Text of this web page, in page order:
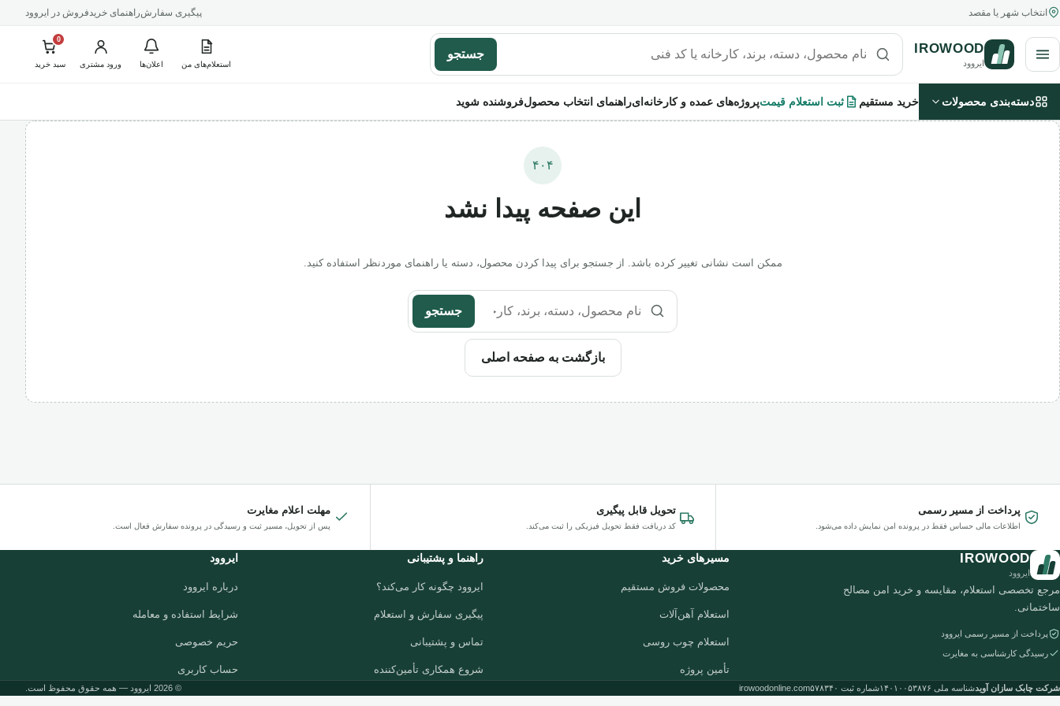
رفتن به محتوای اصلی
انتخاب شهر یا مقصد پیگیری سفارشراهنمای خرید فروش در ایروود
باز کردن منوIROWOOD
ایروود جستجو در محصولات، دسته‌ها و راهنما
جستجو
استعلام‌های من اعلان‌ها ورود مشتری
0
سبد خرید
دسته‌بندی محصولات خرید مستقیم ثبت استعلام قیمتپروژه‌های عمده و کارخانه‌ایراهنمای انتخاب محصولفروشنده شوید
۴۰۴
این صفحه پیدا نشد
ممکن است نشانی تغییر کرده باشد. از جستجو برای پیدا کردن محصول، دسته یا راهنمای موردنظر استفاده کنید.
جستجو در محصولات، دسته‌ها و راهنما
جستجو
بازگشت به صفحه اصلی
پرداخت از مسیر رسمی
اطلاعات مالی حساس فقط در پرونده امن نمایش داده می‌شود.
تحویل قابل پیگیری
کد دریافت فقط تحویل فیزیکی را ثبت می‌کند.
مهلت اعلام مغایرت
پس از تحویل، مسیر ثبت و رسیدگی در پرونده سفارش فعال است.
IROWOOD
ایروود
مرجع تخصصی استعلام، مقایسه و خرید امن مصالح
ساختمانی.
پرداخت از مسیر رسمی ایروود
رسیدگی کارشناسی به مغایرت
مسیرهای خرید
محصولات فروش مستقیم
استعلام آهن‌آلات
استعلام چوب روسی
تأمین پروژه
راهنما و پشتیبانی
ایروود چگونه کار می‌کند؟
پیگیری سفارش و استعلام
تماس و پشتیبانی
شروع همکاری تأمین‌کننده
ایروود
درباره ایروود
شرایط استفاده و معامله
حریم خصوصی
حساب کاربری
شرکت چابک سازان آویدشناسه ملی ۱۴۰۱۰۰۵۳۸۷۶ شماره ثبت ۵۷۸۳۴۰ irowoodonline.com © 2026 ایروود — همه حقوق محفوظ است.